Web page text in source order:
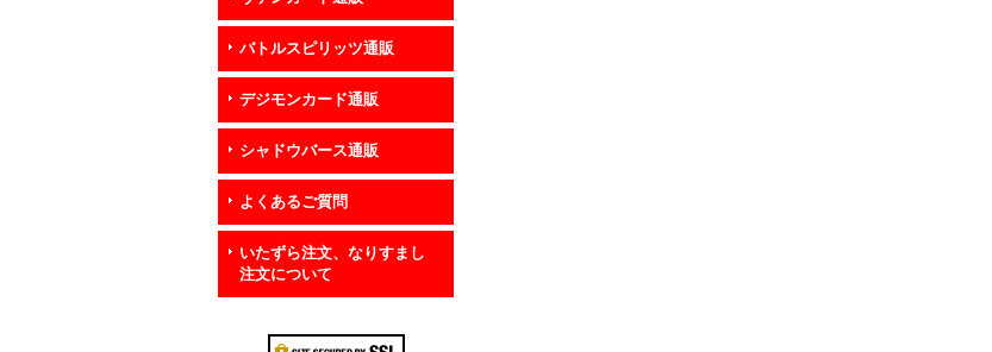
バトルスピリッツ通販
デジモンカード通販
シャドウバース通販
よくあるご質問
いたずら注文、なりすまし
注文について